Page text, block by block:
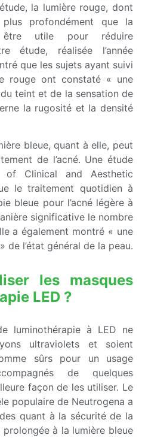
la lumière rouge, dont
profondément que la
utile pour réduire
étude, réalisée l’année
que les sujets ayant suivi
rouge ont constaté « une
teint et de la sensation de
la rugosité et la densité
bleue, quant à elle, peut
de l’acné. Une étude
Clinical and Aesthetic
le traitement quotidien à
bleue pour l’acné légère à
significative le nombre
a également montré « une
de l’état général de la peau.
les masques
LED ?
luminothérapie à LED ne
ultraviolets et soient
sûrs pour un usage
de quelques
façon de les utiliser. Le
populaire de Neutrogena a
quant à la sécurité de la
à la lumière bleue